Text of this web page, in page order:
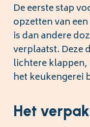
De eerste stap
opzetten van
is dan andere
verplaatst. Deze
lichtere klappen,
het keukengerei
Het